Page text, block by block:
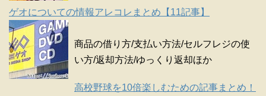
ゲオについての情報アレコレまとめ【11記事】
商品の借り方/支払い方法/セルフレジの使
い方/返却方法/ゆっくり返却ほか
高校野球を10倍楽しむための記事まとめ！